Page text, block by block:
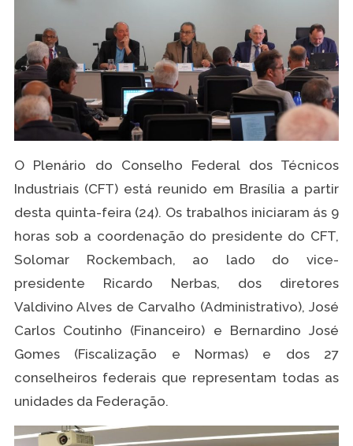
O Plenário do Conselho Federal dos Técnicos
Industriais (CFT) está reunido em Brasília a partir
desta quinta-feira (24). Os trabalhos iniciaram ás 9
horas sob a coordenação do presidente do CFT,
Solomar Rockembach, ao lado do vice-
presidente Ricardo Nerbas, dos diretores
Valdivino Alves de Carvalho (Administrativo), José
Carlos Coutinho (Financeiro) e Bernardino José
Gomes (Fiscalização e Normas) e dos 27
conselheiros federais que representam todas as
unidades da Federação.